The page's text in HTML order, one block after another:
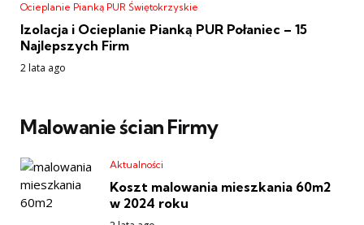
Ocieplanie Pianką PUR Świętokrzyskie
Izolacja i Ocieplanie Pianką PUR Połaniec – 15
Najlepszych Firm
2 lata ago
Malowanie ścian Firmy
Aktualności
Koszt malowania mieszkania 60m2
w 2024 roku